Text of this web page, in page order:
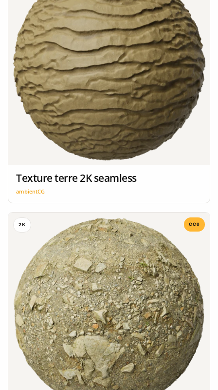
Texture terre 2K seamless
ambientCG
2K CC0